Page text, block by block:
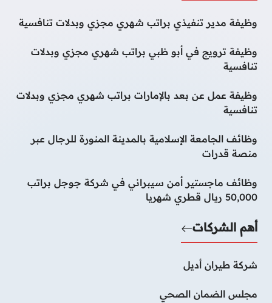
وظيفة مدير تنفيذي براتب شهري مجزي وبدلات تنافسية
وظيفة ترويج في أبو ظبي براتب شهري مجزي وبدلات
تنافسية
وظيفة عمل عن بعد بالإمارات براتب شهري مجزي وبدلات
تنافسية
وظائف الجامعة الإسلامية بالمدينة المنورة للرجال عبر
منصة قدرات
وظائف ماجستير أمن سيبراني في شركة جوجل براتب
50,000 ريال قطري شهريا
أهم الشركات
شركة طيران أديل
مجلس الضمان الصحي